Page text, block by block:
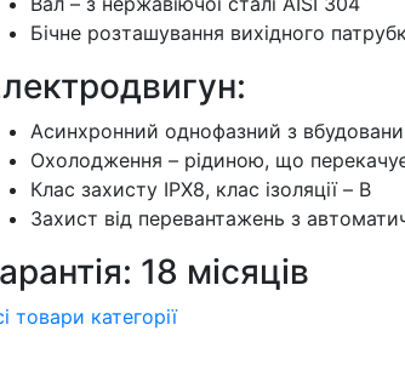
Бічне розташування вихідного
Асинхронний однофазний з
Охолодження – рідиною, що
Клас захисту IPX8, клас ізоляції – B
Захист від перевантажень з
18 місяців
товари категорії